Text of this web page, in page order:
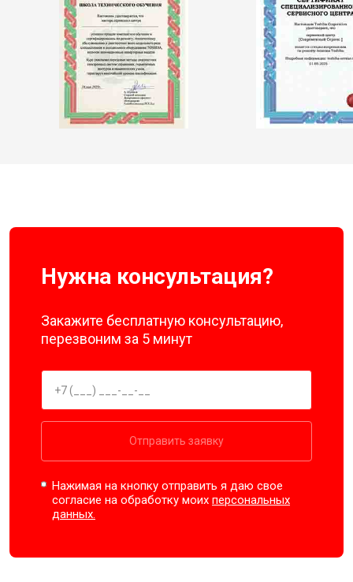
Нужна консультация?
Закажите бесплатную консультацию,
перезвоним за 5 минут
Отправить заявку
Нажимая на кнопку отправить я даю свое
согласие на обработку моихперсональных
данных.